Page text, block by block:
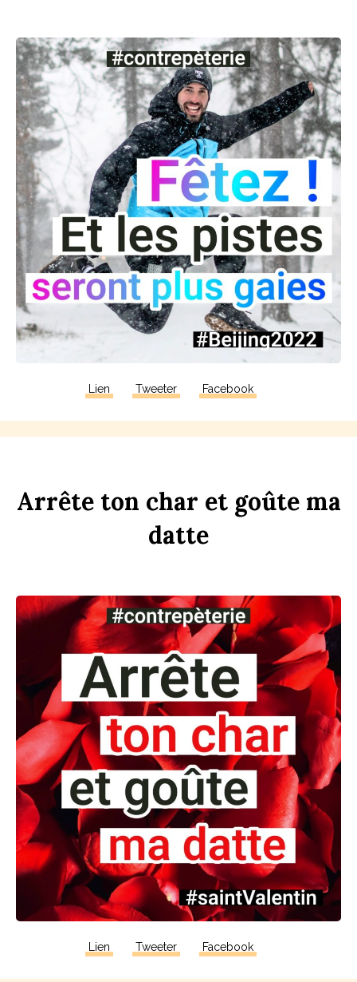
Lien Tweeter Facebook
Arrête ton char et goûte ma
datte
Lien Tweeter Facebook